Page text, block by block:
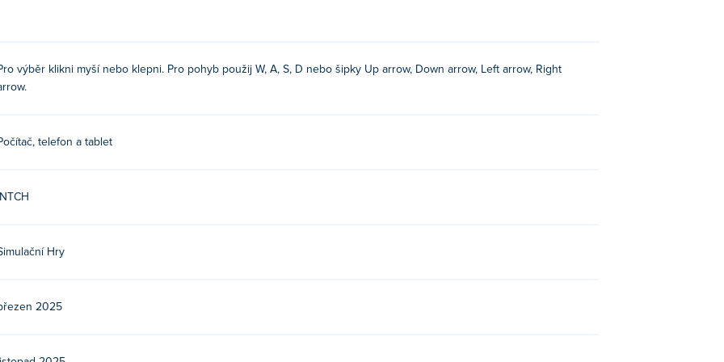
pohybu použijte WASD, šipky nebo joystick.
hra na Poki!
zařízeních a stolních počítačích?
výběr klikni myší nebo klepni. Pro pohyb použij W, A, S, D nebo šipky Up arrow, Down arrow, Left arrow, Right
telefon a tablet
INTCH
Hry
2025